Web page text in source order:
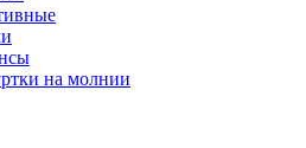
на молнии